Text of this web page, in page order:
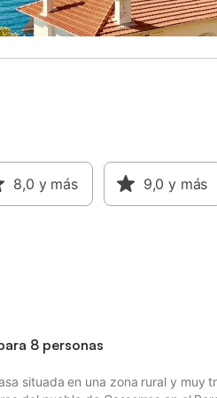
visitas a una
podrás interactuar
Petanca, fútbol, minigolf,
y futbolín se
leña gratuita incluida.
aparcamiento
propiedad, aparcamiento
el riego
del
8,0 y más 9,0 y más
8 personas
situada en una zona rural y muy